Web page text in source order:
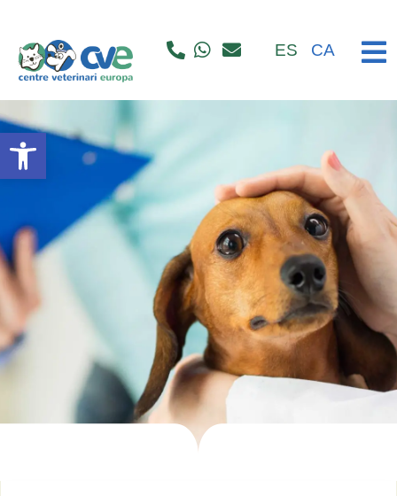
ES CA
Abrir barra de herramientas